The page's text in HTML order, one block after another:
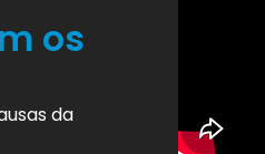
os
da